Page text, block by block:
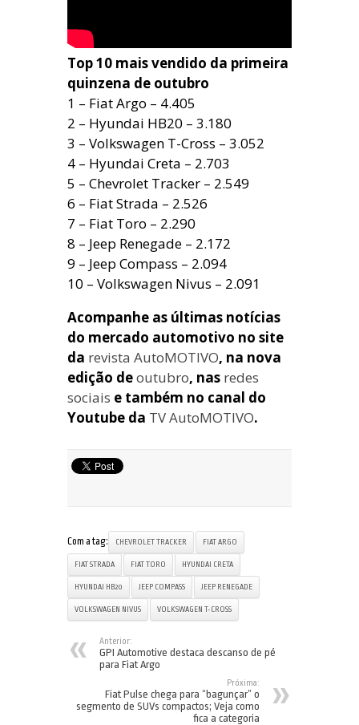
Top 10 mais vendido da primeira
quinzena de outubro
1 – Fiat Argo – 4.405
2 – Hyundai HB20 – 3.180
3 – Volkswagen T-Cross – 3.052
4 – Hyundai Creta – 2.703
5 – Chevrolet Tracker – 2.549
6 – Fiat Strada – 2.526
7 – Fiat Toro – 2.290
8 – Jeep Renegade – 2.172
9 – Jeep Compass – 2.094
10 – Volkswagen Nivus – 2.091
Acompanhe as últimas notícias
do mercado automotivo no site
da revista AutoMOTIVO, na nova
edição deoutubro, nas redes
sociais e também no canal do
Youtube da TV AutoMOTIVO.
Com a tag: CHEVROLET TRACKER FIAT ARGO
FIAT STRADA FIAT TORO HYUNDAI CRETA
HYUNDAI HB20 JEEP COMPASS JEEP RENEGADE
VOLKSWAGEN NIVUS VOLKSWAGEN T-CROSS
Anterior:
GPI Automotive destaca descanso de pé
para Fiat Argo
Próxima:
Fiat Pulse chega para “bagunçar” o
segmento de SUVs compactos; Veja como
fica a categoria